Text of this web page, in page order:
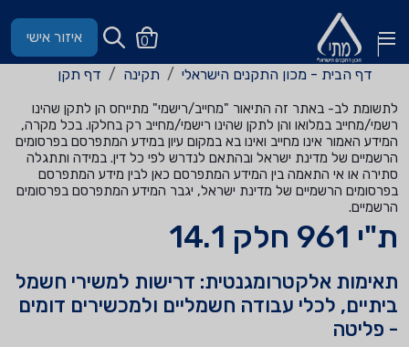
0 איזור אישי
דף הבית - מכון התקנים הישראלי תקינה דף תקן
לתשומת לב- באתר זה התיאור "מחייב/רישמי" מתייחס הן לתקן שהינו
רשמי/מחייב במלואו והן לתקן שהינו רישמי/מחייב רק בחלקו. בכל מקרה,
המידע האמור אינו מחייב ואינו בא במקום עיון במידע המתפרסם בפרסומים
הרשמיים של מדינת ישראל ובהתאם לנדרש לפי כל דין. במידה ותתגלה
סתירה או אי התאמה בין המידע המתפרסם כאן לבין מידע המתפרסם
בפרסומים הרשמיים של מדינת ישראל, יגבר המידע המתפרסם בפרסומים
הרשמיים.
ת"י 961 חלק 14.1
תאימות אלקטרומגנטית: דרישות למשירי חשמל
ביתיים, לכלי עבודה חשמליים ולמכשירים דומים
- פליטה